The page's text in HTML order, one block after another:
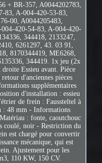
+ BR-357, A0044202783,
83, A-004-420-53-83,
00, A0044205483,
420-54-83, A-004-420-
344418, 2133247,
6261297, 43. 03 91,
8170344419, ME6268,
344419. 1x jeu (2x
Essieu avant. Pièce
d'anciennes pièces
supplémentaires
d'installation : essieu
de frein : Faussteltel à
: 48 mm - Informations
: fonte, caoutchouc
coulé, noir - Restriction du
est chargé pour convertir
mécanique, qui est
Ajustement pour les
110 KW, 150 CV.